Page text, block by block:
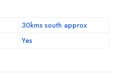
30kms south approx
Yes